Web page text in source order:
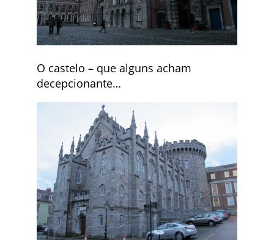
O castelo – que alguns acham
decepcionante…